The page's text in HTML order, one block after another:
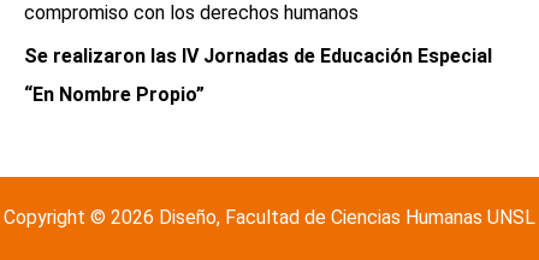
compromiso con los derechos humanos
Se realizaron las IV Jornadas de Educación Especial
“En Nombre Propio”
Copyright © 2026 Diseño, Facultad de Ciencias Humanas UNSL